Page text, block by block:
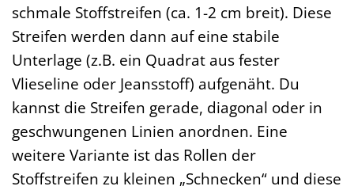
schmale Stoffstreifen (ca. 1-2 cm breit). Diese
Streifen werden dann auf eine stabile
Unterlage (z.B. ein Quadrat aus fester
Vlieseline oder Jeansstoff) aufgenäht. Du
kannst die Streifen gerade, diagonal oder in
geschwungenen Linien anordnen. Eine
weitere Variante ist das Rollen der
Stoffstreifen zu kleinen „Schnecken“ und diese